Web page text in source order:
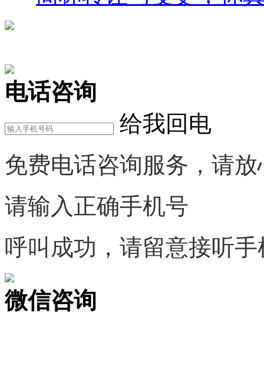
电话咨询
给我回电
免费电话咨询服务，请放
请输入正确手机号
呼叫成功，请留意接听手
微信咨询